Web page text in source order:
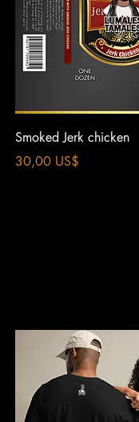
Vista rápida
Smoked Jerk chicken
Precio
30,00 US$